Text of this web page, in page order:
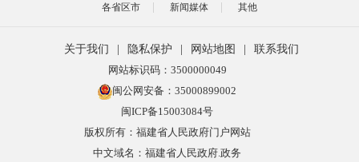
各省区市
新闻媒体 其他
关于我们 隐私保护 网站地图
联系我们
网站标识码：3500000049
闽公网安备：35000899002
闽ICP备15003084号
版权所有：福建省人民政府门户网站
中文域名：福建省人民政府.政务